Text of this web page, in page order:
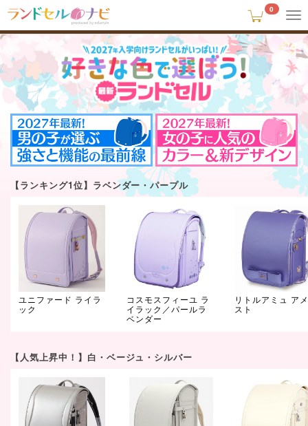
0
2027年
【ランキング1位】ラベンダー・パープル
ユニファード ライラ
ック
コスモスフィーユ ラ
イラック／パールラ
ベンダー
リトルアミュ ア
スト
【人気上昇中！】白・ベージュ・シルバー